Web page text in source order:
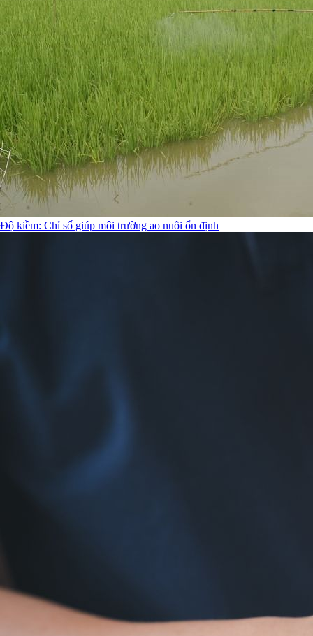
Độ kiềm: Chỉ số giúp môi trường ao nuôi ổn định